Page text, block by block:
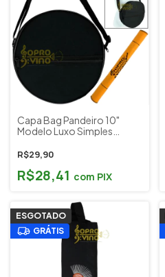
Capa Bag Pandeiro 10"
Modelo Luxo Simples
Flanela
R$29,90
R$28,41 com PIX
ESGOTADO
GRÁTIS